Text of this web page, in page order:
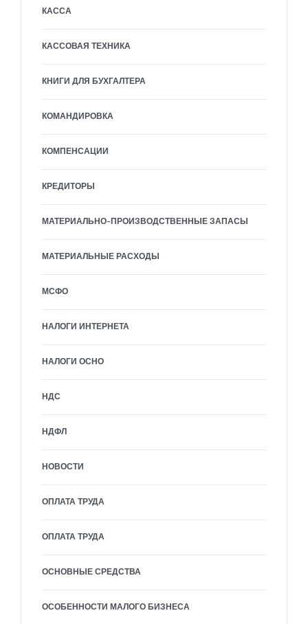
КАССА
КАССОВАЯ ТЕХНИКА
КНИГИ ДЛЯ БУХГАЛТЕРА
КОМАНДИРОВКА
КОМПЕНСАЦИИ
КРЕДИТОРЫ
МАТЕРИАЛЬНО-ПРОИЗВОДСТВЕННЫЕ ЗАПАСЫ
МАТЕРИАЛЬНЫЕ РАСХОДЫ
МСФО
НАЛОГИ ИНТЕРНЕТА
НАЛОГИ ОСНО
НДС
НДФЛ
НОВОСТИ
ОПЛАТА ТРУДА
ОПЛАТА ТРУДА
ОСНОВНЫЕ СРЕДСТВА
ОСОБЕННОСТИ МАЛОГО БИЗНЕСА